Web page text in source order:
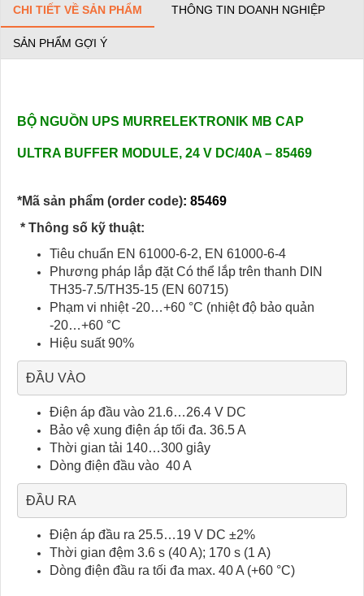
CHI TIẾT VỀ SẢN PHẨM THÔNG TIN DOANH NGHIỆP
SẢN PHẨM GỢI Ý
BỘ NGUỒN UPS MURRELEKTRONIK MB CAP
ULTRA BUFFER MODULE, 24 V DC/40A – 85469
*Mã sản phẩm (order code): 85469
* Thông số kỹ thuật:
Tiêu chuẩn EN 61000-6-2, EN 61000-6-4
Phương pháp lắp đặt Có thể lắp trên thanh DIN
TH35-7.5/TH35-15 (EN 60715)
Phạm vi nhiệt -20…+60 °C (nhiệt độ bảo quản
-20…+60 °C
Hiệu suất 90%
ĐẦU VÀO
Điện áp đầu vào 21.6…26.4 V DC
Bảo vệ xung điện áp tối đa. 36.5 A
Thời gian tải 140…300 giây
Dòng điện đầu vào 40 A
ĐẦU RA
Điện áp đầu ra 25.5…19 V DC ±2%
Thời gian đệm 3.6 s (40 A); 170 s (1 A)
Dòng điện đầu ra tối đa max. 40 A (+60 °C)